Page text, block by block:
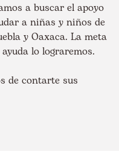
a buscar el apoyo
a niñas y niños de
y Oaxaca. La meta
lo lograremos.
de contarte sus